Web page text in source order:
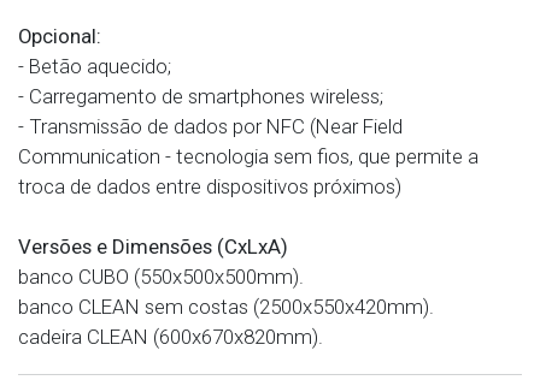
Opcional:
- Betão aquecido;
- Carregamento de smartphones wireless;
- Transmissão de dados por NFC (Near Field
Communication - tecnologia sem fios, que permite a
troca de dados entre dispositivos próximos)
Versões e Dimensões (CxLxA)
banco CUBO (550x500x500mm).
banco CLEAN sem costas (2500x550x420mm).
cadeira CLEAN (600x670x820mm).